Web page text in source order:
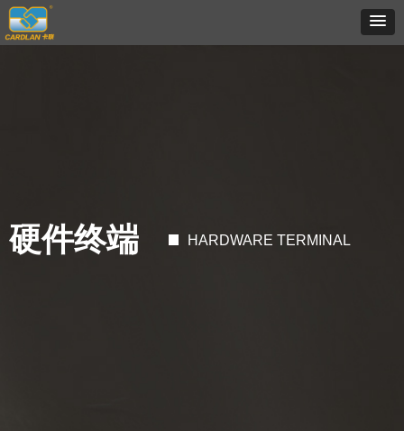
硬件终端 HARDWARE TERMINAL